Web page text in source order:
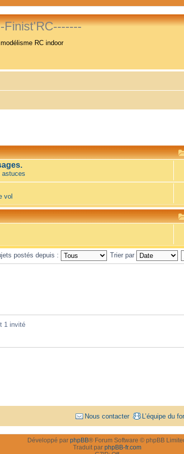
Finist'RC-------
RC indoor
astuces
vol
postés depuis : Trier par
1 invité
L’équipe du
Nous contacter
Développé par phpBB® Forum Software © phpBB
Traduit par phpBB-fr.com